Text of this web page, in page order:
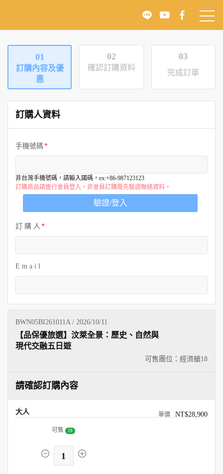
01
訂購內容及優
惠
02
確認訂購資料
03
完成訂單
訂購人資料
手機號碼
非台灣手機號碼，請輸入國碼，ex:+86-987123123
訂購商品請進行會員登入，非會員訂購需先驗證聯絡資料。
驗證/登入
訂 購 人
E m a i l
BWN05BI261011A / 2026/10/11
可售團位：經濟艙18
【品保優旅選】汶萊全景：歷史、自然與
現代交融五日遊
請確認訂購內容
大人 NT$28,900
可售 18
1